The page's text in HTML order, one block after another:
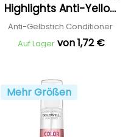
Highlights Anti-Yellow
Conditioner
Anti-Gelbstich Conditioner
Auf Lager von 1,72 €
Mehr Größen